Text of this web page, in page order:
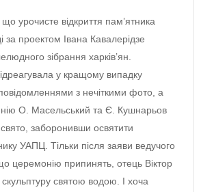
урочисте відкриття пам’ятника
за проектом Івана Кавалерідзе
зібрання харків’ян.
у кращому випадку
з нечіткими фото, а
О. Масельський та Є. Кушнарьов
заборонивши освятити
УАПЦ. Тільки після заяви ведучого
церемонію припинять, отець Віктор
святою водою. І хоча